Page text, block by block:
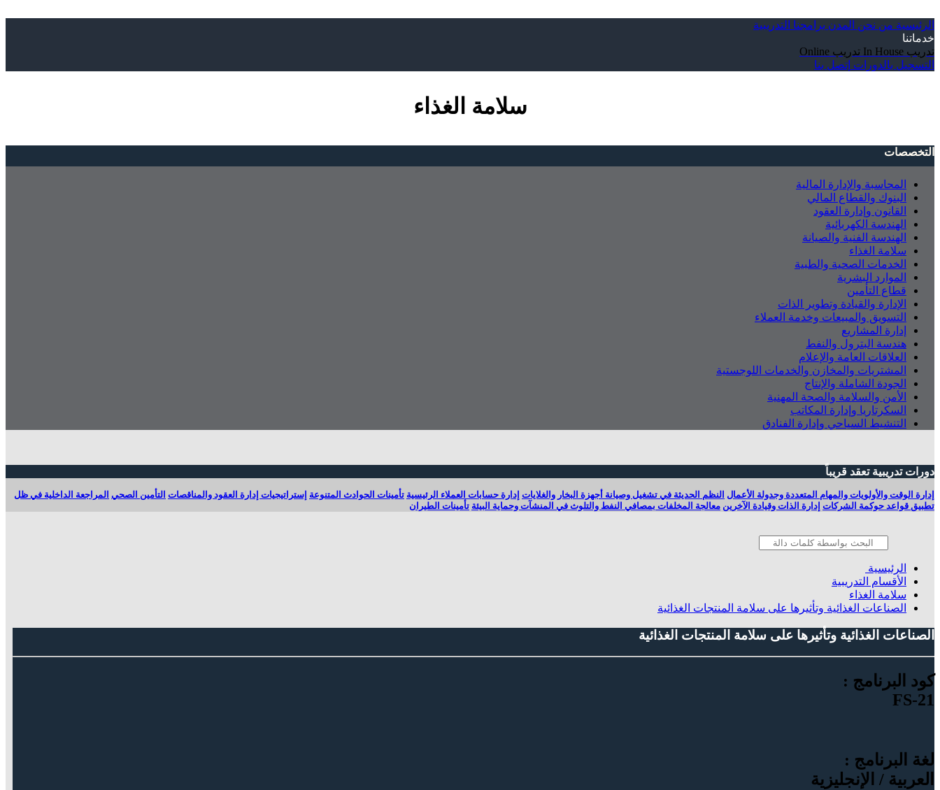
الرئيسية من نحن المدن برامجنا التدريبية
خدماتنا
تدريب In House
تدريب Online
التسجيل بالدورات إتصل بنا
سلامة الغذاء
التخصصات
المحاسبة والإدارة المالية
البنوك والقطاع المالي
القانون وإدارة العقود
الهندسة الكهربائية
الهندسة الفنية والصيانة
سلامة الغذاء
الخدمات الصحية والطبية
الموارد البشرية
قطاع التأمين
الإدارة والقيادة وتطوير الذات
التسويق والمبيعات وخدمة العملاء
إدارة المشاريع
هندسة البترول والنفط
العلاقات العامة والإعلام
المشتريات والمخازن والخدمات اللوجستية
الجودة الشاملة والإنتاج
الأمن والسلامة والصحة المهنية
السكرتاريا وإدارة المكاتب
التنشيط السياحي وإدارة الفنادق
دورات تدريبية تعقد قريباً
إدارة الوقت والأولويات والمهام المتعددة وجدولة الأعمال النظم الحديثة في تشغيل وصيانة أجهزة البخار والغلايات إدارة حسابات العملاء الرئيسية تأمينات الحوادث المتنوعة إستراتيجيات إدارة العقود والمناقصات التأمين الصحي المراجعة الداخلية في ظل
تطبيق قواعد حوكمة الشركات إدارة الذات وقيادة الآخرين معالجة المخلفات بمصافي النفط والتلوث في المنشآت وحماية البيئة تأمينات الطيران
الرئيسية
الأقسام التدريبية
سلامة الغذاء
الصناعات الغذائية وتأثيرها على سلامة المنتجات الغذائية
الصناعات الغذائية وتأثيرها على سلامة المنتجات الغذائية
كود البرنامج :
FS-21
لغة البرنامج :
العربية / الإنجليزية